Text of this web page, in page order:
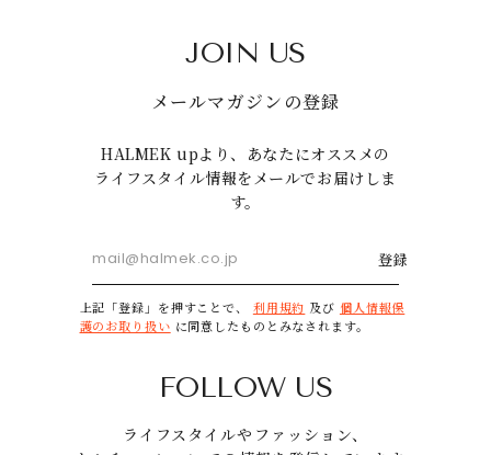
JOIN US
メールマガジンの登録
HALMEK upより、あなたにオススメの
ライフスタイル情報をメールでお届けしま
す。
登録
上記「登録」を押すことで、 利用規約 及び 個人情報保
護のお取り扱い に同意したものとみなされます。
FOLLOW US
ライフスタイルやファッション、